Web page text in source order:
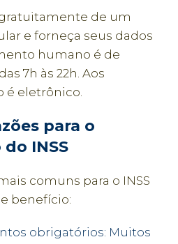
gratuitamente de um
e forneça seus dados
humano é de
7h às 22h. Aos
é eletrônico.
para o
INSS
comuns para o INSS
benefício:
obrigatórios: Muitos